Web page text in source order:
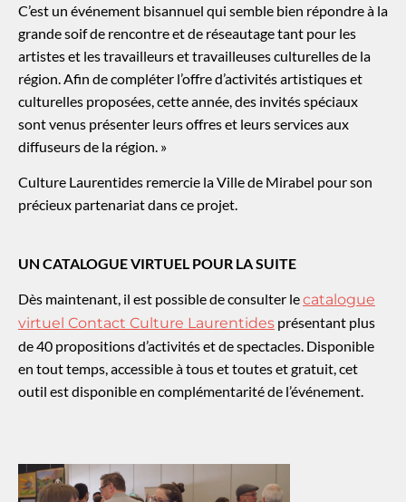
C’est un événement bisannuel qui semble bien répondre à la
grande soif de rencontre et de réseautage tant pour les
artistes et les travailleurs et travailleuses culturelles de la
région. Afin de compléter l’offre d’activités artistiques et
culturelles proposées, cette année, des invités spéciaux
sont venus présenter leurs offres et leurs services aux
diffuseurs de la région. »
Culture Laurentides remercie la Ville de Mirabel pour son
précieux partenariat dans ce projet.
UN CATALOGUE VIRTUEL POUR LA SUITE
Dès maintenant, il est possible de consulter lecatalogue
virtuel Contact Culture Laurentides présentant plus
de 40 propositions d’activités et de spectacles. Disponible
en tout temps, accessible à tous et toutes et gratuit, cet
outil est disponible en complémentarité de l’événement.